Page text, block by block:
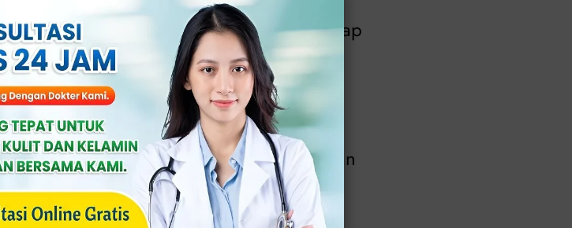
sebelum Anda tahu bahwa Anda mengidap
mereka cenderung muncul dalam
Parasit kecil bernamaTrichomonas
Anda terinfeksi, Anda dapat menularkan